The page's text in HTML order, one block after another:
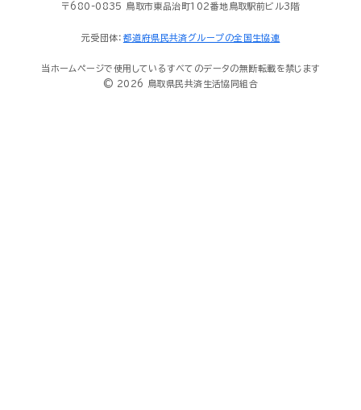
〒680-0835 鳥取市東品治町102番地鳥取駅前ビル3階
元受団体： 都道府県民共済グループの全国生協連
当ホームページで使用しているすべてのデータの無断転載を禁じます
© 2026 鳥取県民共済生活協同組合